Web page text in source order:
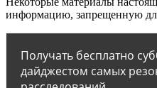
информацию, запрещенную
Получать бесплатно
дайджестом самых